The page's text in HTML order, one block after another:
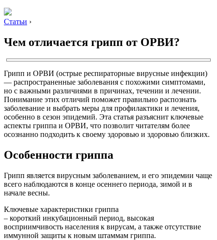
Статьи ›
Чем отличается грипп от ОРВИ?
Грипп и ОРВИ (острые респираторные вирусные инфекции)
— распространенные заболевания с похожими симптомами,
но с важными различиями в причинах, течении и лечении.
Понимание этих отличий поможет правильно распознать
заболевание и выбрать меры для профилактики и лечения,
особенно в сезон эпидемий. Эта статья разъяснит ключевые
аспекты гриппа и ОРВИ, что позволит читателям более
осознанно подходить к своему здоровью и здоровью близких.
Особенности гриппа
Грипп является вирусным заболеванием, и его эпидемии чаще
всего наблюдаются в конце осеннего периода, зимой и в
начале весны.
Ключевые характеристики гриппа
– короткий инкубационный период, высокая
восприимчивость населения к вирусам, а также отсутствие
иммунной защиты к новым штаммам гриппа.